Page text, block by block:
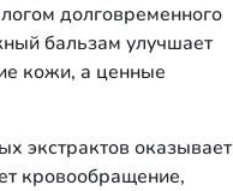
долговременного
бальзам улучшает
кожи, а ценные
экстрактов оказывает
кровообращение,